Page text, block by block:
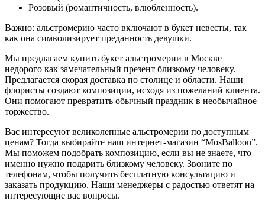
Розовый (романтичность, влюбленность).
Важно: альстромерию часто включают в букет невесты, так
как она символизирует преданность девушки.
Мы предлагаем купить букет альстромерии в Москве
недорого как замечательный презент близкому человеку.
Предлагается скорая доставка по столице и области. Наши
флористы создают композиции, исходя из пожеланий клиента.
Они помогают превратить обычный праздник в необычайное
торжество.
Вас интересуют великолепные альстромерии по доступным
ценам? Тогда выбирайте наш интернет-магазин “MosBalloon”.
Мы поможем подобрать композицию, если вы не знаете, что
именно нужно подарить близкому человеку. Звоните по
телефонам, чтобы получить бесплатную консультацию и
заказать продукцию. Наши менеджеры с радостью ответят на
интересующие вас вопросы.